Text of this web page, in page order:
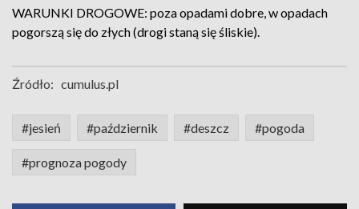
WARUNKI DROGOWE: poza opadami dobre, w opadach
pogorszą się do złych (drogi staną się śliskie).
Źródło: cumulus.pl
#jesień #październik #deszcz #pogoda
#prognoza pogody